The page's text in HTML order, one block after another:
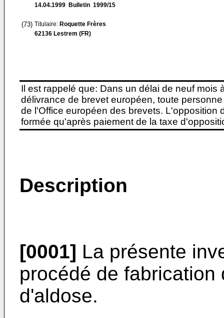
14.04.1999 Bulletin 1999/15
(73) Titulaire: Roquette Frères
62136 Lestrem (FR)
Il est rappelé que: Dans un délai de neuf
délivrance de brevet européen, toute
de l'Office européen des brevets. L'opposition
formée qu'après paiement de la taxe
Description
[0001] La présente
procédé de
d'aldose.